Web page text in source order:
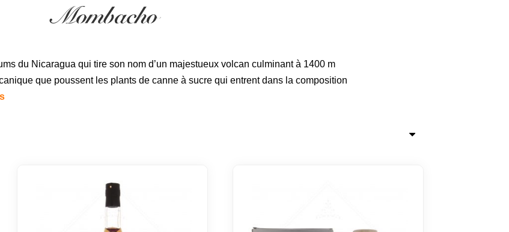
Mombacho
du Nicaragua qui tire son nom d’un majestueux volcan culminant à 1400 m
que poussent les plants de canne à sucre qui entrent dans la composition